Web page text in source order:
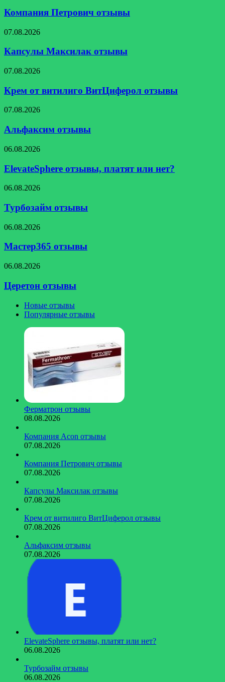
отзывы
Компания Петрович отзывы
Капсулы
отзывы
07.08.2026
Капсулы Максилак отзывы
Крем
витилиго
ВитЦиферол
отзывы
07.08.2026
Крем от витилиго ВитЦиферол отзывы
Альфаксим
07.08.2026
Альфаксим отзывы
ElevateSphere
платят
или
нет?
06.08.2026
ElevateSphere отзывы, платят или нет?
Турбозайм
06.08.2026
Турбозайм отзывы
Мастер365
06.08.2026
Мастер365 отзывы
Церетон
06.08.2026
Церетон отзывы
Новые отзывы
Популярные отзывы
Ферматрон отзывы
08.08.2026
Компания Acon отзывы
07.08.2026
Компания Петрович отзывы
07.08.2026
Капсулы Максилак отзывы
07.08.2026
Крем от витилиго ВитЦиферол отзывы
07.08.2026
Альфаксим отзывы
07.08.2026
ElevateSphere отзывы, платят или нет?
06.08.2026
Турбозайм отзывы
06.08.2026